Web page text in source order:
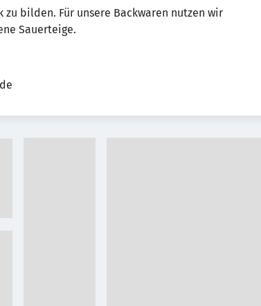
bilden. Für unsere Backwaren nutzen wir
Sauerteige.